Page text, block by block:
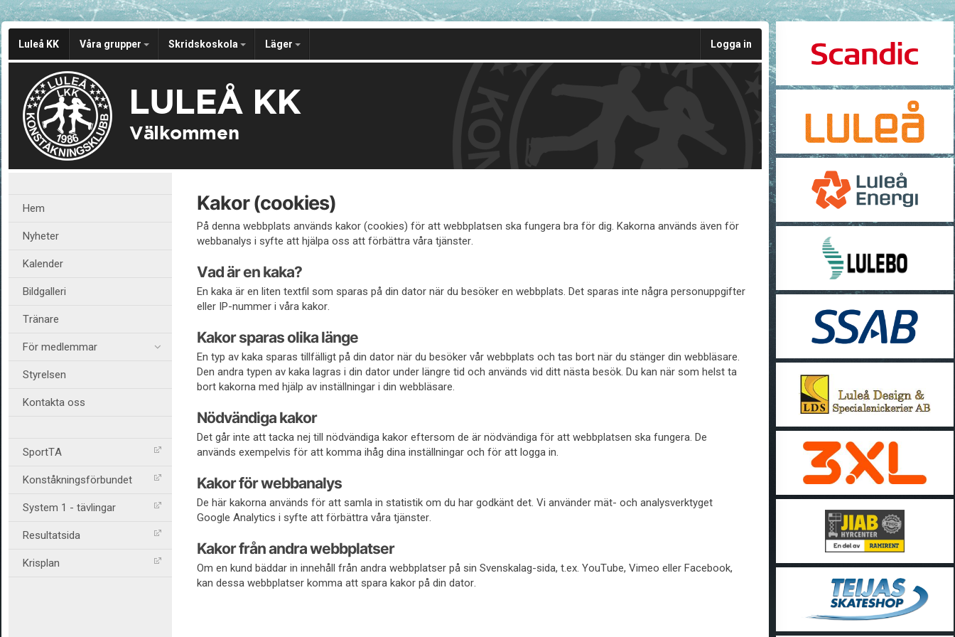
Luleå KK Våra grupper Skridskoskola Läger Logga in
LULEÅ KK
Välkommen
Hem
Nyheter
Kalender
Bildgalleri
Tränare
För medlemmar
Styrelsen
Kontakta oss
SportTA
Konståkningsförbundet
System 1 - tävlingar
Resultatsida
Krisplan
Kakor (cookies)
På denna webbplats används kakor (cookies) för att webbplatsen ska fungera bra för dig. Kakorna används även för
webbanalys i syfte att hjälpa oss att förbättra våra tjänster.
Vad är en kaka?
En kaka är en liten textfil som sparas på din dator när du besöker en webbplats. Det sparas inte några personuppgifter
eller IP-nummer i våra kakor.
Kakor sparas olika länge
En typ av kaka sparas tillfälligt på din dator när du besöker vår webbplats och tas bort när du stänger din webbläsare.
Den andra typen av kaka lagras i din dator under längre tid och används vid ditt nästa besök. Du kan när som helst ta
bort kakorna med hjälp av inställningar i din webbläsare.
Nödvändiga kakor
Det går inte att tacka nej till nödvändiga kakor eftersom de är nödvändiga för att webbplatsen ska fungera. De
används exempelvis för att komma ihåg dina inställningar och för att logga in.
Kakor för webbanalys
De här kakorna används för att samla in statistik om du har godkänt det. Vi använder mät- och analysverktyget
Google Analytics i syfte att förbättra våra tjänster.
Kakor från andra webbplatser
Om en kund bäddar in innehåll från andra webbplatser på sin Svenskalag-sida, t.ex. YouTube, Vimeo eller Facebook,
kan dessa webbplatser komma att spara kakor på din dator.